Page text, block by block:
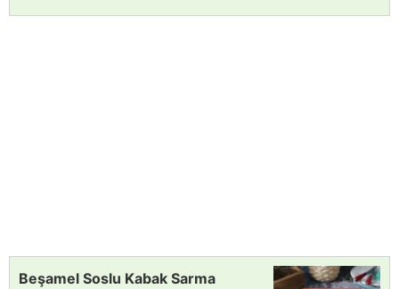
Beşamel Soslu Kabak Sarma